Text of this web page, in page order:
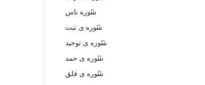
سوره ناس
سوره ی تبت
سوره ی توحید
سوره ی حمد
سوره ی فلق